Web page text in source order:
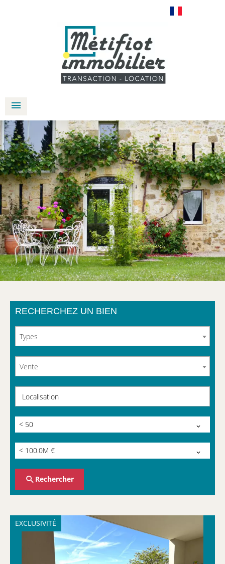
RECHERCHEZ UN BIEN
Types
Vente
Localisation
< 50
< 100.0M €
Rechercher
EXCLUSIVITÉ